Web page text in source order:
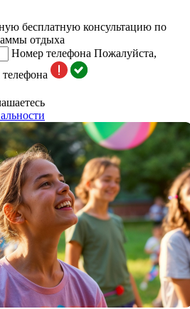
бесплатную консультацию по
отдыха
Номер телефона Пожалуйста,